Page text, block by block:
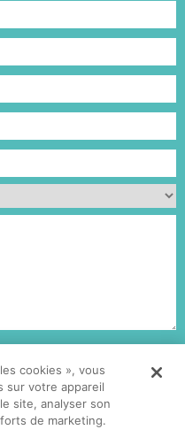
32 720 57 57
cookies », vous
sur votre appareil
site, analyser son
de marketing.